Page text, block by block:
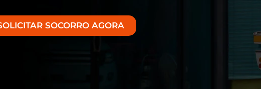
SOCORRO AGORA